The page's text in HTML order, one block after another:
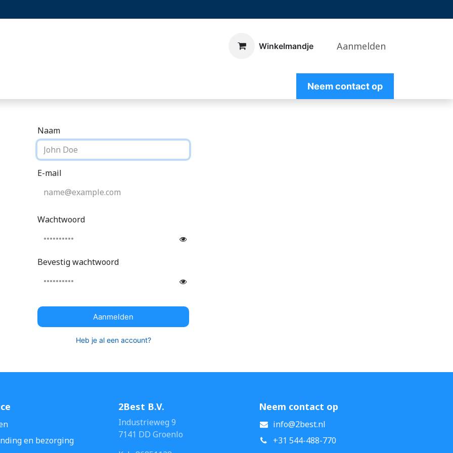
​Winkelmandje Aanmelden
Neem contact op
Naam
E-mail
Wachtwoord
Bevestig wachtwoord
Aanmelden
Heb je al een account?
Neem contact op
info@2best.nl
+31 544-488-770
2Best B.V.
Industrieweg 9
7141 DD Groenlo
en bezorging